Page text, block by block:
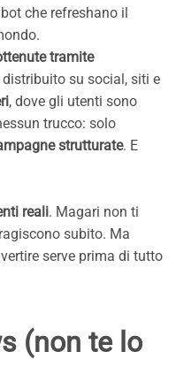
che refreshano il
tramite
distribuito su social, siti e
, dove gli utenti sono
trucco: solo
strutturate. E
reali. Magari non ti
subito. Ma
serve prima di tutto
(non te lo